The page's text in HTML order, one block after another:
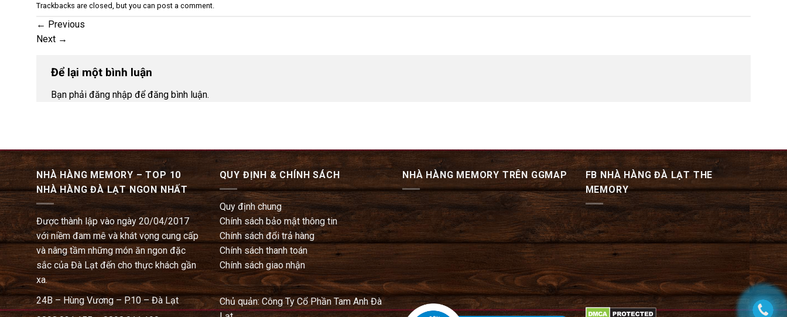
Trackbacks are closed, but you can post a comment
← Previous
Next →
Để lại một bình luận
Bạn phải đăng nhập để đăng bình luận.
NHÀ HÀNG MEMORY – TOP 10
NHÀ HÀNG ĐÀ LẠT NGON NHẤT
Được thành lập vào ngày 20/04/2017
với niềm đam mê và khát vọng cung cấp
và nâng tầm những món ăn ngon đặc
sắc của Đà Lạt đến cho thực khách gần
xa.
24B – Hùng Vương – P.10 – Đà Lạt
QUY ĐỊNH & CHÍNH SÁCH
Quy định chung
Chính sách bảo mật thông tin
Chính sách đổi trả hàng
Chính sách thanh toán
Chính sách giao nhận
Chủ quản: Công Ty Cổ Phần Tam Anh Đà
NHÀ HÀNG MEMORY TRÊN GGMAP
FB NHÀ HÀNG ĐÀ LẠT THE
MEMORY